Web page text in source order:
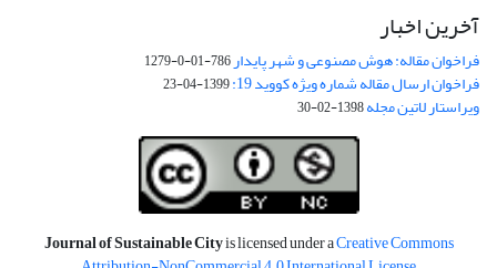
آخرین اخبار
فراخوان مقاله: هوش مصنوعی و شهر پایدار786-01-0-1279
فراخوان ارسال مقاله شماره ویژه کووید 19: 1399-04-23
ویراستار لاتین مجله1398-02-30
Journal of Sustainable Cityis licensed under aCreative Commons